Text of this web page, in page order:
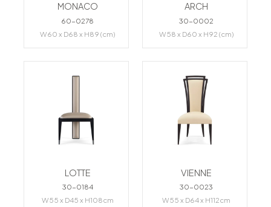
MONACO
60-0278
W60 x D68 x H89 (cm)
ARCH
30-0002
W58 x D60 x H92 (cm)
LOTTE
30-0184
W55 x D45 x H108cm
VIENNE
30-0023
W55 x D64 x H112cm